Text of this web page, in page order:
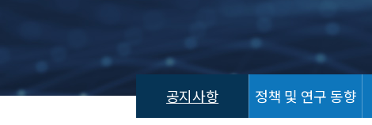
공지사항 정책 및 연구 동향